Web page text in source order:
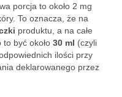
porcja to około 2 mg
To oznacza, że na
produktu, a na całe
to być około 30 ml (czyli
ilości przy
deklarowanego przez